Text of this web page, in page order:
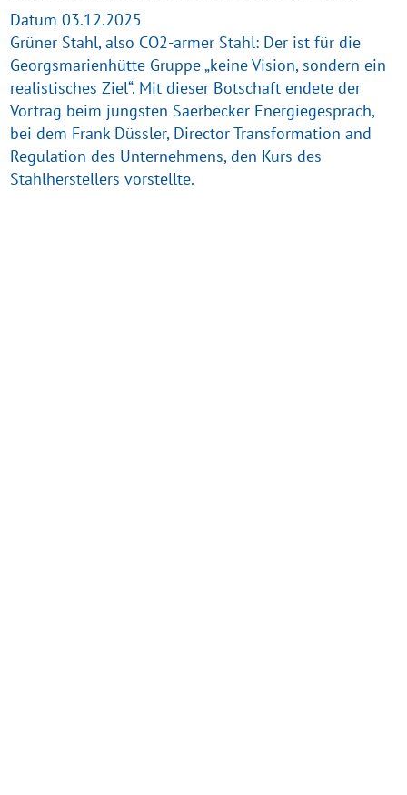
Datum 03.12.2025
Grüner Stahl, also CO2-armer Stahl: Der ist für die
Georgsmarienhütte Gruppe „keine Vision, sondern ein
realistisches Ziel“. Mit dieser Botschaft endete der
Vortrag beim jüngsten Saerbecker Energiegespräch,
bei dem Frank Düssler, Director Transformation and
Regulation des Unternehmens, den Kurs des
Stahlherstellers vorstellte.